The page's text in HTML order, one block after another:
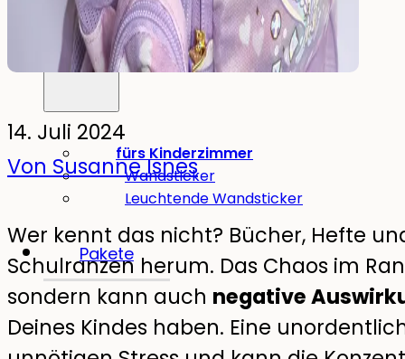
Kinderzimmer
fürs Kinderzimmer
Wandsticker
Leuchtende Wandsticker
Pakete
14. Juli 2024
Von Susanne Isnes
Wer kennt das nicht? Bücher, Hefte
Schulranzen herum. Das Chaos im
sondern kann auch negative
Deines Kindes haben. Eine